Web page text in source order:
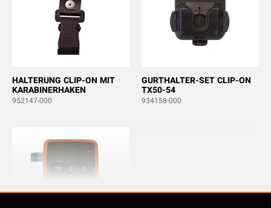
HALTERUNG CLIP-ON MIT
KARABINERHAKEN
952147-000
GURTHALTER-SET CLIP-ON
TX50-54
934158-000